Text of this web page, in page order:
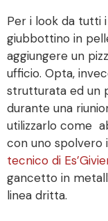
Per i look da tutti
giubbottino in
aggiungere un
ufficio. Opta,
strutturata ed un
durante una
utilizzarlo come
con uno spolvero
tecnico di
gancetto in
linea dritta.